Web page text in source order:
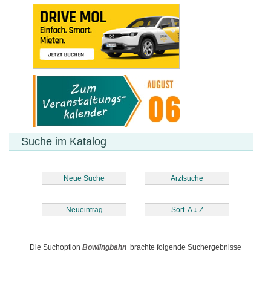
Suche im Katalog
Neue Suche Arztsuche
Neueintrag Sort. A ↓ Z
Die Suchoption Bowlingbahn brachte folgende Suchergebnisse